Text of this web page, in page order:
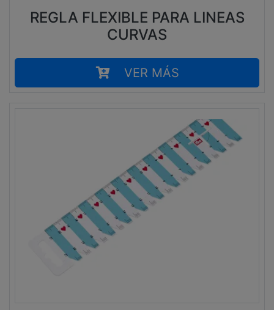
REGLA FLEXIBLE PARA LINEAS
CURVAS
VER MÁS